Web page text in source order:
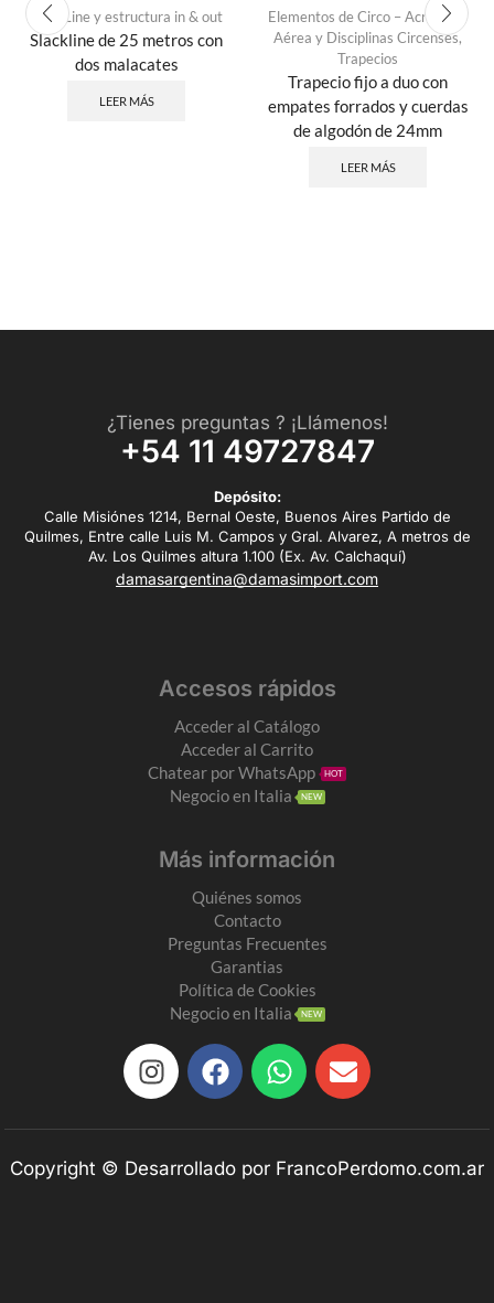
SlackLine y estructura in & out
Slackline de 25 metros con
dos malacates
LEER MÁS
Elementos de Circo – Acrobacia
Aérea y Disciplinas Circenses,
Trapecios
Trapecio fijo a duo con
empates forrados y cuerdas
de algodón de 24mm
LEER MÁS
¿Tienes preguntas ? ¡Llámenos!
+54 11 49727847
Depósito:
Calle Misiónes 1214, Bernal Oeste, Buenos Aires Partido de
Quilmes, Entre calle Luis M. Campos y Gral. Alvarez, A metros de
Av. Los Quilmes altura 1.100 (Ex. Av. Calchaquí)
damasargentina@damasimport.com
Accesos rápidos
Acceder al Catálogo
Acceder al Carrito
Chatear por WhatsApp
HOT
Negocio en Italia NEW
Más información
Quiénes somos
Contacto
Preguntas Frecuentes
Garantias
Política de Cookies
Negocio en Italia
NEW
Copyright © Desarrollado por FrancoPerdomo.com.ar